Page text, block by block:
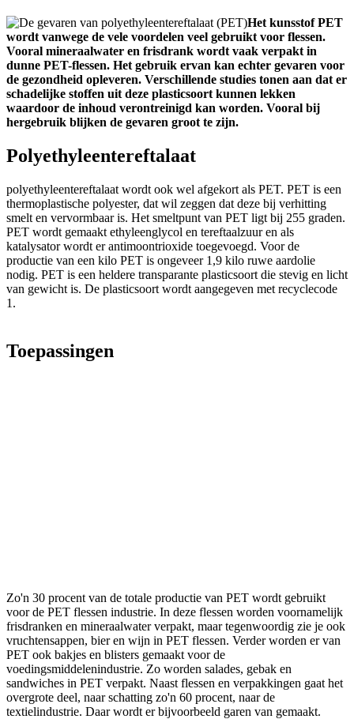
Het kunsstof PET
wordt vanwege de vele voordelen veel gebruikt voor flessen.
Vooral mineraalwater en frisdrank wordt vaak verpakt in
dunne PET-flessen. Het gebruik ervan kan echter gevaren voor
de gezondheid opleveren. Verschillende studies tonen aan dat er
schadelijke stoffen uit deze plasticsoort kunnen lekken
waardoor de inhoud verontreinigd kan worden. Vooral bij
hergebruik blijken de gevaren groot te zijn.
Polyethyleentereftalaat
polyethyleentereftalaat wordt ook wel afgekort als PET. PET is een
thermoplastische polyester, dat wil zeggen dat deze bij verhitting
smelt en vervormbaar is. Het smeltpunt van PET ligt bij 255 graden.
PET wordt gemaakt ethyleenglycol en tereftaalzuur en als
katalysator wordt er antimoontrioxide toegevoegd. Voor de
productie van een kilo PET is ongeveer 1,9 kilo ruwe aardolie
nodig. PET is een heldere transparante plasticsoort die stevig en licht
van gewicht is. De plasticsoort wordt aangegeven met recyclecode
1.
Toepassingen
Zo'n 30 procent van de totale productie van PET wordt gebruikt
voor de PET flessen industrie. In deze flessen worden voornamelijk
frisdranken en mineraalwater verpakt, maar tegenwoordig zie je ook
vruchtensappen, bier en wijn in PET flessen. Verder worden er van
PET ook bakjes en blisters gemaakt voor de
voedingsmiddelenindustrie. Zo worden salades, gebak en
sandwiches in PET verpakt. Naast flessen en verpakkingen gaat het
overgrote deel, naar schatting zo'n 60 procent, naar de
textielindustrie. Daar wordt er bijvoorbeeld garen van gemaakt.